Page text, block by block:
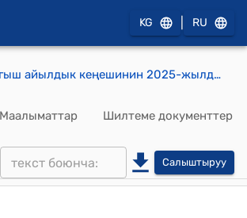
KG RU
Багыш айылдык кеңешинин 2025-жылдын 28-мартындагы №7 «Багыш айыл аймагындагы Кочкор-Дѳбѳ участкасындагы №17-контурда жайгашкан 4 гектар чѳп орок жерди жана №24-контурдагы 3 гектар жайыт жердин категориясын ѳзгѳртүүгѳ макулдук берүү жөнүндө» токтому
Маалыматтар Шилтеме документтер
Салыштыруу